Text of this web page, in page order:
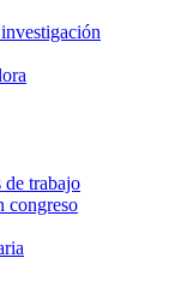
de trabajo
congreso